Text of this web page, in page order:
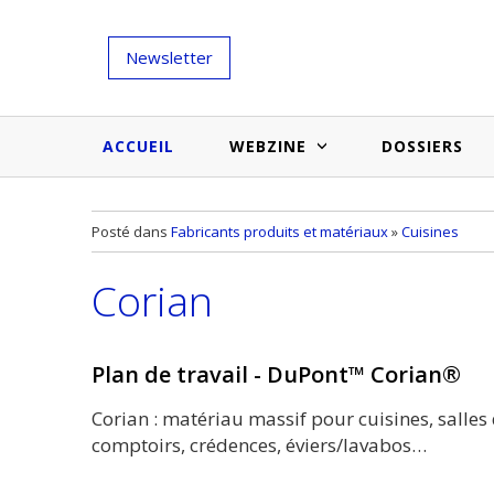
Newsletter
ACCUEIL WEBZINE
Salons et évènementiels
Médias du bâtiment
Etudes et enquêtes
DOSSIERS
Annuaire
Actualités des membres
Posté dans Fabricants produits et matériaux»Cuisines
Corian
Plan de travail - DuPont™ Corian®
Corian : matériau massif pour cuisines,
comptoirs, crédences, éviers/lavabos…